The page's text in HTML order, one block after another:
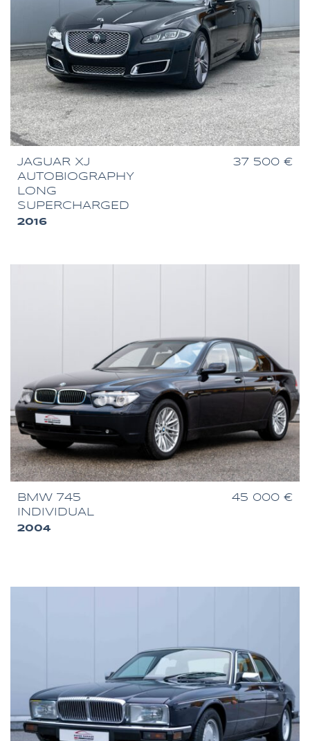
JAGUAR XJ
AUTOBIOGRAPHY
LONG
SUPERCHARGED
2016
37 500 €
BMW 745
INDIVIDUAL
2004
45 000 €